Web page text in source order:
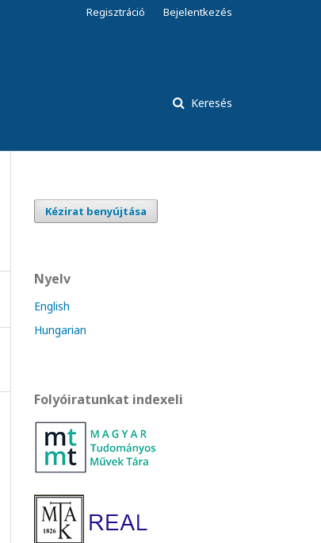
Keresés
Regisztráció Bejelentkezés
Kézirat benyújtása
Nyelv
English
Hungarian
Folyóiratunkat indexeli